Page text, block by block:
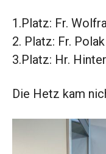
1.Platz: Fr.
2. Platz: Fr. Polak
3.Platz: Hr.
Die Hetz kam